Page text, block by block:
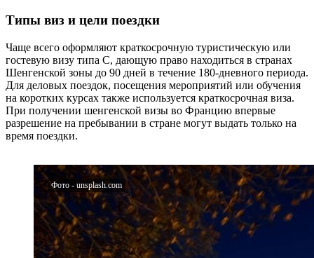
Типы виз и цели поездки
Чаще всего оформляют краткосрочную туристическую или
гостевую визу типа C, дающую право находиться в странах
Шенгенской зоны до 90 дней в течение 180‑дневного периода.
Для деловых поездок, посещения мероприятий или обучения
на коротких курсах также используется краткосрочная виза.
При получении шенгенской визы во Францию впервые
разрешение на пребывании в стране могут выдать только на
время поездки.